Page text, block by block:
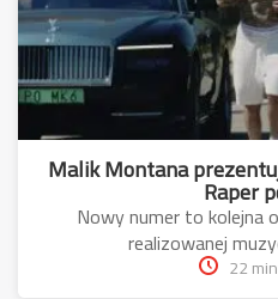
Malik Montana
Raper
Nowy numer to kolejna
realizowanej
22